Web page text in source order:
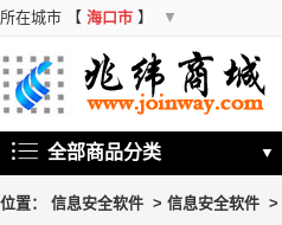
所在城市 【 海口市 】 ▼
全部商品分类 ▼
位置： 信息安全软件 > 信息安全软件 >